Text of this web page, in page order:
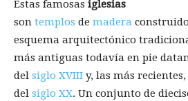
Estas famosas iglesias
son templos de madera
esquema arquitectónico
más antiguas todavía en pie
del siglo XVIII y, las más
del siglo XX. Un conjunto de